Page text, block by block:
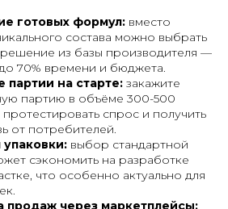
готовых формул: вместо
состава можно выбрать
из базы производителя —
70% времени и бюджета.
на старте: закажите
партию в объёме 300-500
спрос и получить
от потребителей.
выбор стандартной
сэкономить на разработке
что особенно актуально для
продаж через маркетплейсы: